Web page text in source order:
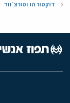
דוקטור הו וטורצ`ווד